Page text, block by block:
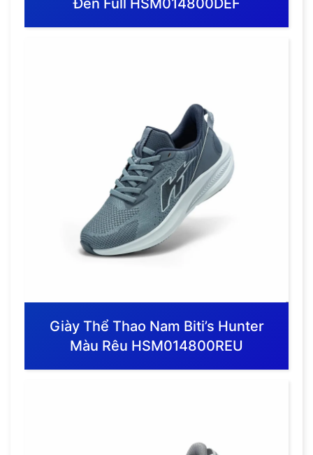
Giày Thể Thao Nam Biti’s Hunter
Màu Rêu HSM014800REU